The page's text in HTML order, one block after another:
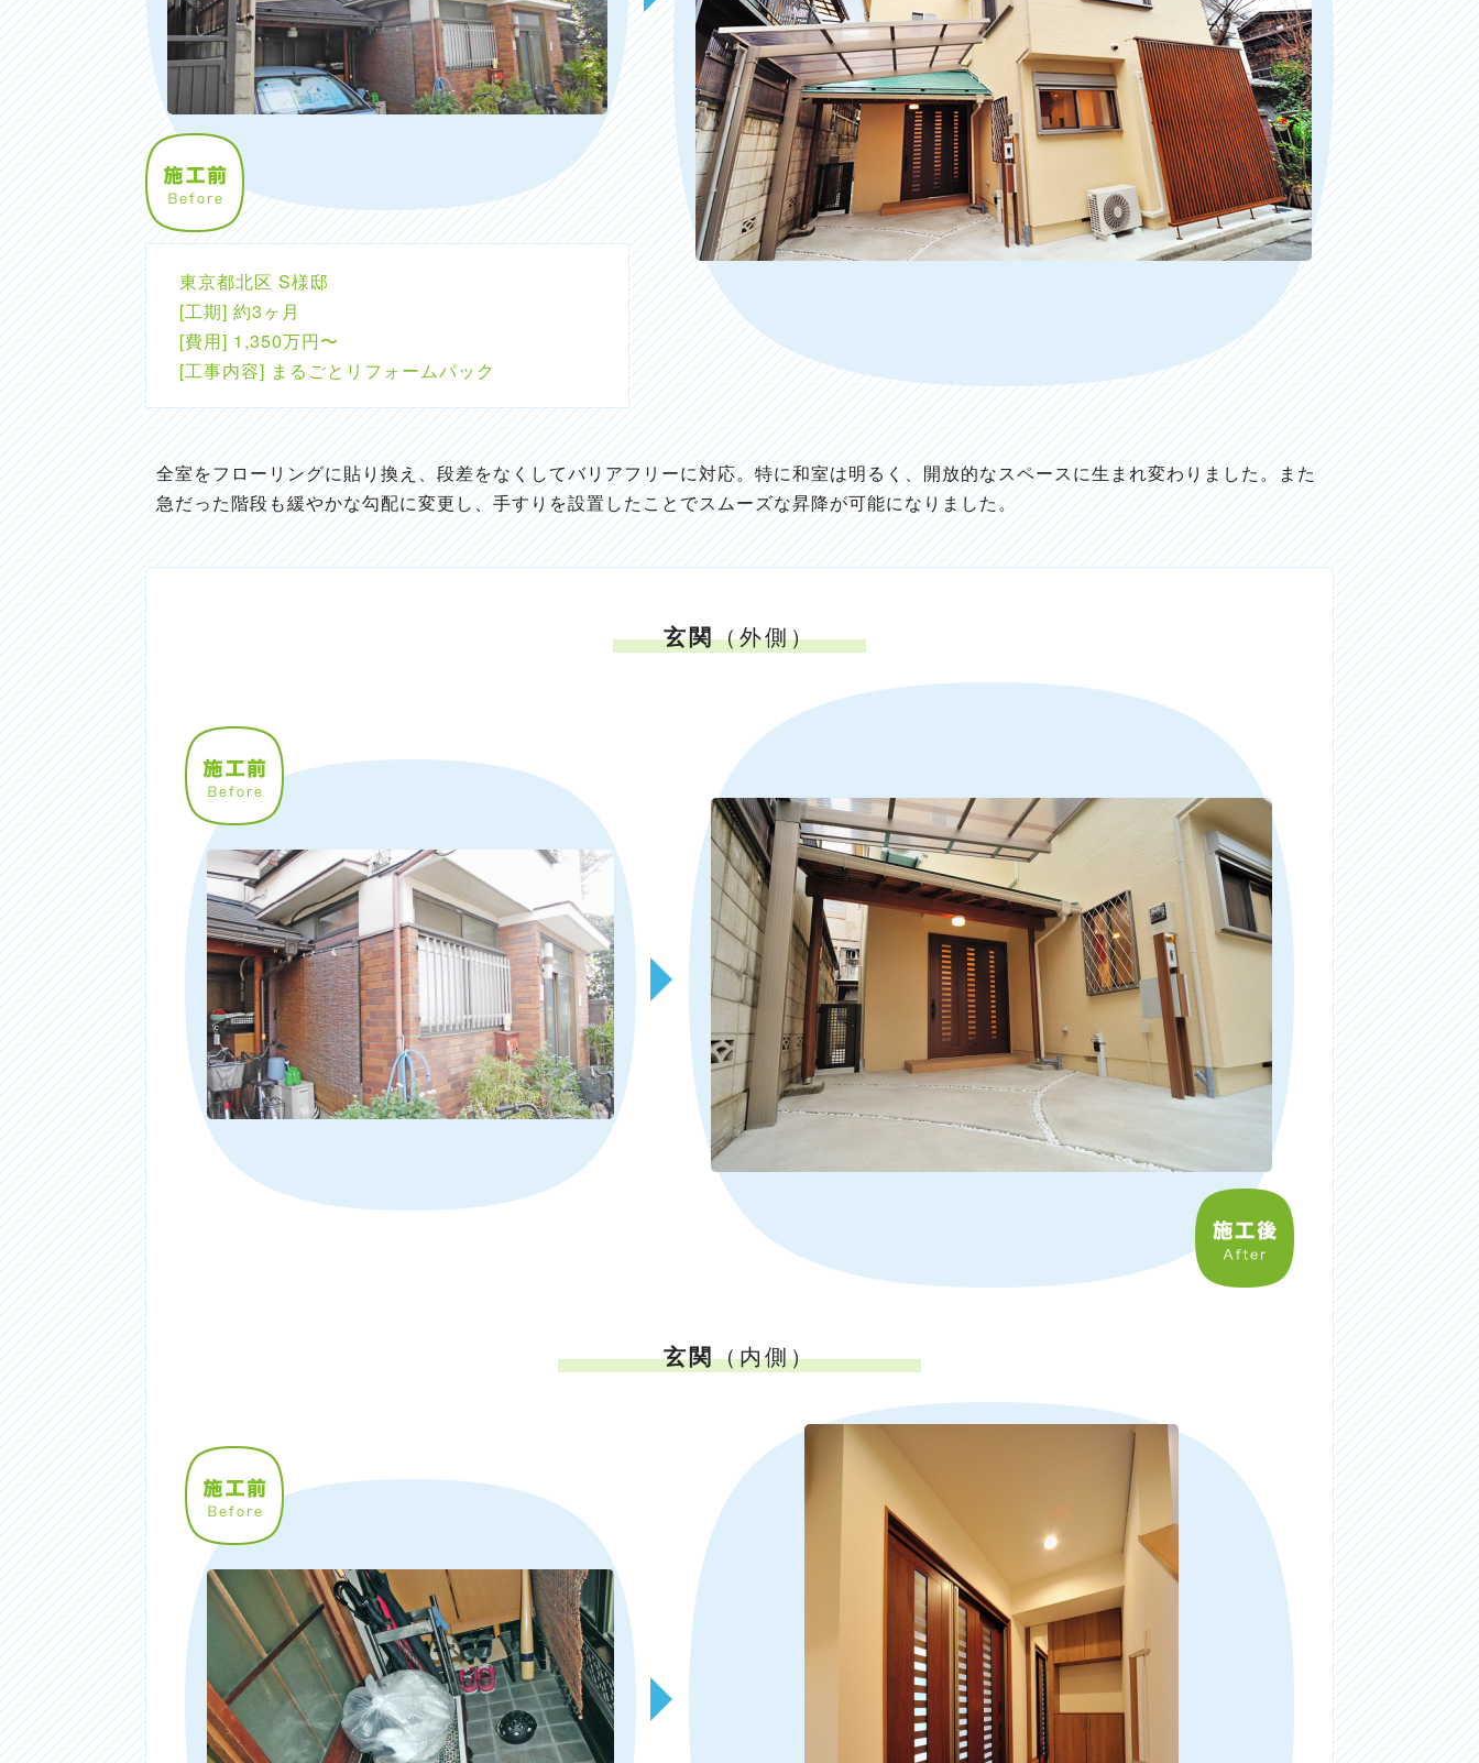
東京都北区 S様邸
[工期] 約3ヶ月
[費用] 1,350万円〜
[工事内容] まるごとリフォームパック
全室をフローリングに貼り換え、段差をなくしてバリアフリーに対応。特に和室は明るく、開放的なスペースに生まれ変わりました。また
急だった階段も緩やかな勾配に変更し、手すりを設置したことでスムーズな昇降が可能になりました。
玄関（外側）
玄関（内側）